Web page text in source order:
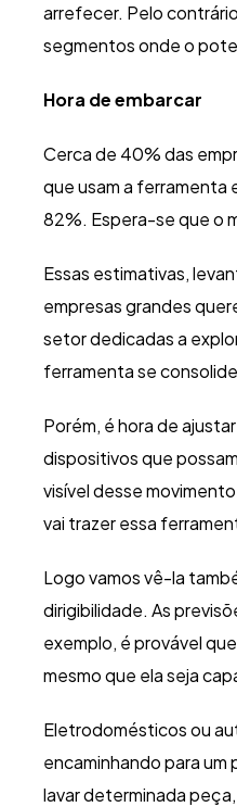
arrefecer. Pelo
segmentos onde o
Hora de embarcar
Cerca de 40% das
que usam a ferramenta
82%. Espera-se que o
Essas estimativas,
empresas grandes
setor dedicadas a
ferramenta se
Porém, é hora de
dispositivos que
visível desse
vai trazer essa
Logo vamos vê-la
dirigibilidade. As
exemplo, é provável
mesmo que ela seja
Eletrodomésticos ou
encaminhando para
lavar determinada